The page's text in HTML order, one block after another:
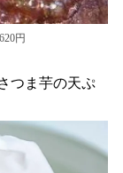
円
つま芋の天ぷ